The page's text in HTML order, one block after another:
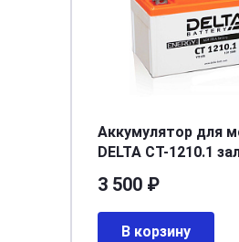
Аккумулятор для
DELTA СТ-1210.1
3 500 ₽
В корзину